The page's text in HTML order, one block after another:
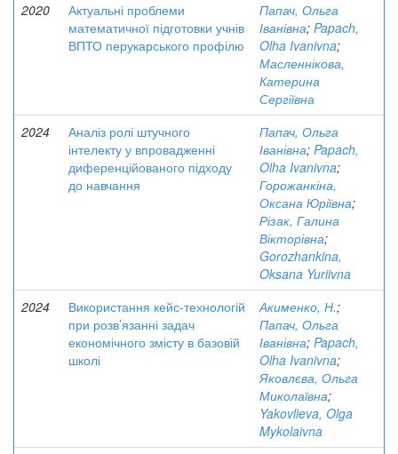
2020
Актуальні проблеми
математичної підготовки учнів
ВПТО перукарського профілю
Папач, Ольга
Іванівна; Papach,
Olha Ivanivna;
Масленнікова,
Катерина
Сергіївна
2024
Аналіз ролі штучного
інтелекту у впровадженні
диференційованого підходу
до навчання
Папач, Ольга
Іванівна; Papach,
Olha Ivanivna;
Горожанкіна,
Оксана Юріївна;
Різак, Галина
Вікторівна;
Gorozhankina,
Oksana Yuriivna
2024
Використання кейс-технологій
при розв’язанні задач
економічного змісту в базовій
школі
Акименко, Н.;
Папач, Ольга
Іванівна; Papach,
Olha Ivanivna;
Яковлєва, Ольга
Миколаївна;
Yakovlieva, Olga
Mykolaivna